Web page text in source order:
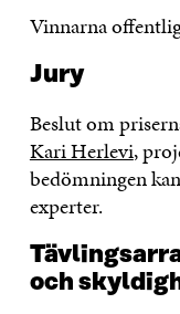
Vinnarna
Jury
Beslut om
Kari Herlevi,
bedömningen
experter.
och